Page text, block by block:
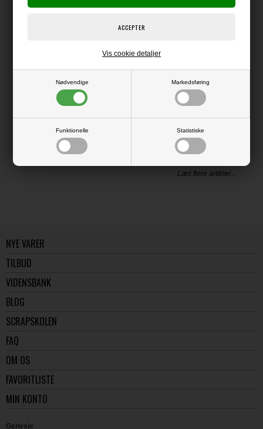
Nødvendige Markedsføring
Funktionelle Statistiske
Vis cookie detaljer
Producentens varenr.:
Vivids Inks er superskønne og meget intense farver.
Farverne med mica har en glinsende overflade pga. de fine skinnende
30 ml i flaske med skurelåg.
LÆS OG BLIV INSPIRERET
Læs flere artikler...
NYE VARER
TILBUD
VIDENSBANK
BLOG
SCRAPSKOLEN
FAQ
OM OS
FAVORITLISTE
MIN KONTO
Genveje